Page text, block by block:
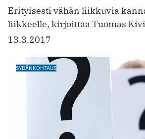
Erityisesti vähän liikkuvia
liikkeelle, kirjoittaa Tuomas
13.3.2017
SYDÄNKOHTAUS